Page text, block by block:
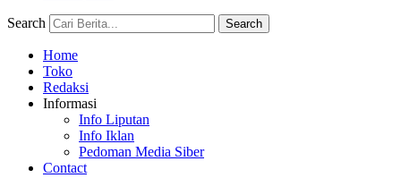
Search Search
Home
Toko
Redaksi
Informasi
Info Liputan
Info Iklan
Pedoman Media Siber
Contact